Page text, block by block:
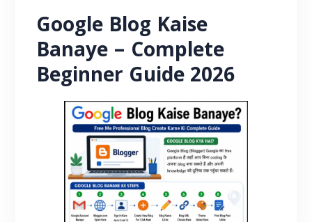
Google Blog Kaise
Banaye – Complete
Beginner Guide 2026